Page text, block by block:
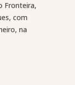
Fronteira,
com
na